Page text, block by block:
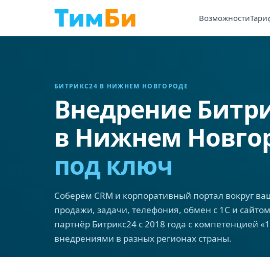
Возможности
БИТРИКС24 В НИЖНЕМ НОВГОРОДЕ
Внедрение
в Нижнем
под ключ
Соберём CRM и корпоративный портал вокруг
продажи, задачи, телефония, обмен с 1С и
партнёр Битрикс24 с 2018 года с компетенцией
внедрениями в разных регионах страны.